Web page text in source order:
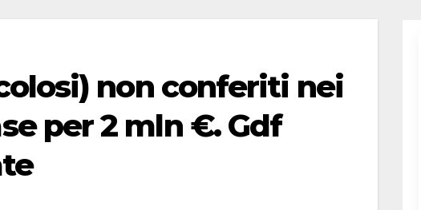
non conferiti nei
per 2 mln €. Gdf